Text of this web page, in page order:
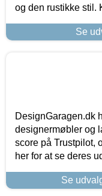
og den rustikke stil.
Se
DesignGaragen.dk
designermøbler og
score på Trustpilot,
her for at se deres
Se